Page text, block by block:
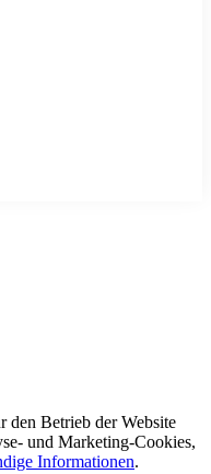
den Betrieb der Website
und Marketing-Cookies,
Informationen.